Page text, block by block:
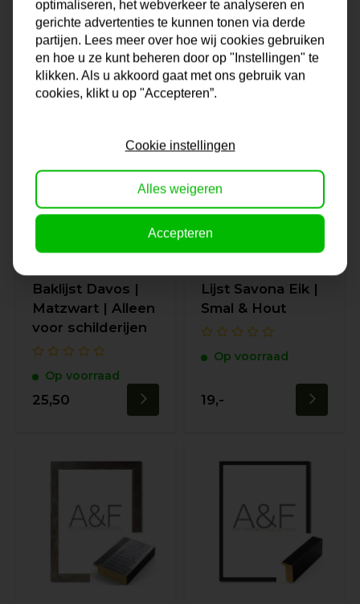
Op voorraad
37,50
Op voorraad
38,50
Baklijst Davos |
Matzwart | Alleen
voor schilderijen
Op voorraad
25,50
Lijst Savona Eik |
Smal & Hout
Op voorraad
19,-
optimaliseren, het webverkeer te analyseren en
gerichte advertenties te kunnen tonen via derde
partijen. Lees meer over hoe wij cookies gebruiken
en hoe u ze kunt beheren door op "Instellingen" te
klikken. Als u akkoord gaat met ons gebruik van
cookies, klikt u op "Accepteren”.
Cookie instellingen
Alles weigeren
Accepteren